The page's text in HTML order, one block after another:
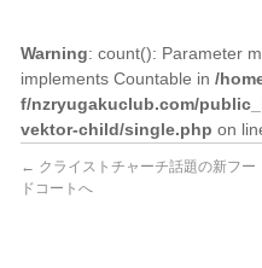
Warning: count(): Parameter
implements Countable in/
f/nzryugakuclub.com/
vektor-child/single.php on
← クライストチャーチ話題の新フー
ドコートへ